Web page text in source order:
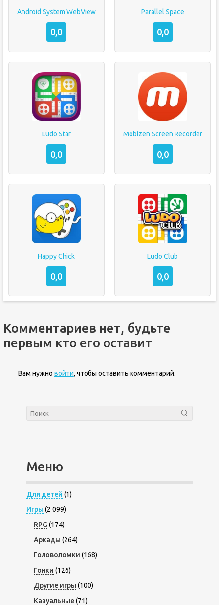
Android System WebView
0,0
Parallel Space
0,0
Ludo Star
0,0
Mobizen Screen Recorder
0,0
Happy Chick
0,0
Ludo Club
0,0
Комментариев нет, будьте
первым кто его оставит
Вам нужно войти, чтобы оставить комментарий.
Меню
Для детей (1)
Игры (2 099)
RPG (174)
Аркады (264)
Головоломки (168)
Гонки (126)
Другие игры (100)
Казуальные(71)